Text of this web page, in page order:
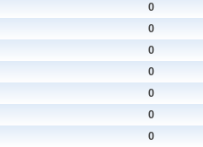
0
0
0
0
0
0
0